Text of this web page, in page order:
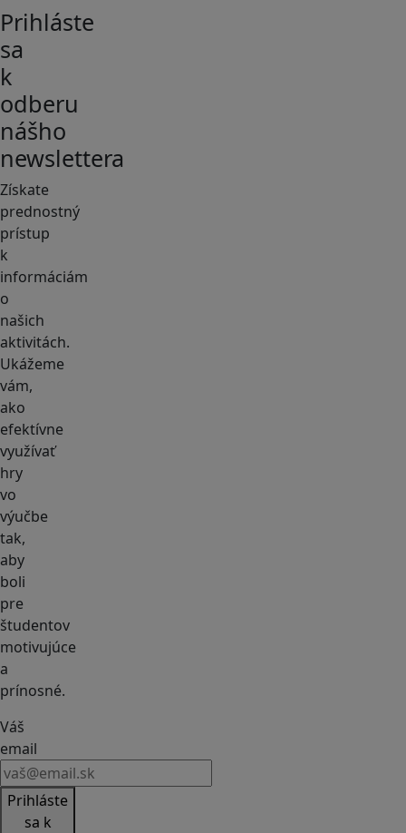
Prihláste
sa
k
odberu
nášho
newslettera
Získate
prednostný
prístup
k
informáciám
o
našich
aktivitách.
Ukážeme
vám,
ako
efektívne
využívať
hry
vo
výučbe
tak,
aby
boli
pre
študentov
motivujúce
a
prínosné.
Váš
email
Prihláste
sa k